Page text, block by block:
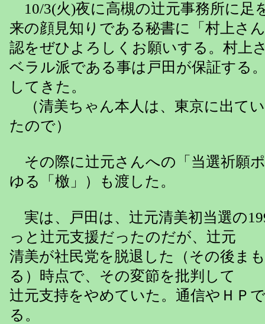
10/3(火)夜に高槻の辻元事務所に足
来の顔見知りである秘書に「村上さ
認をぜひよろしくお願いする。村上
ベラル派である事は戸田が保証する
してきた。
（清美ちゃん本人は、東京に出て
たので）
その際に辻元さんへの「当選祈願
ゆる「檄」）も渡した。
実は、戸田は、辻元清美初当選の
っと辻元支援だったのだが、辻元
清美が社民党を脱退した（その後ま
る）時点で、その変節を批判して
辻元支持をやめていた。通信やＨＰ
る。